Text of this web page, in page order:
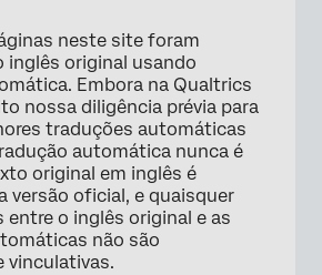
neste site foram
inglês original usando
Embora na Qualtrics
nossa diligência prévia para
traduções automáticas
automática nunca é
original em inglês é
versão oficial, e quaisquer
entre o inglês original e as
não são
vinculativas.